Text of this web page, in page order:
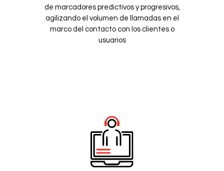
de marcadores predictivos y progresivos,
agilizando el volumen de llamadas en el
marco del contacto con los clientes o
usuarios